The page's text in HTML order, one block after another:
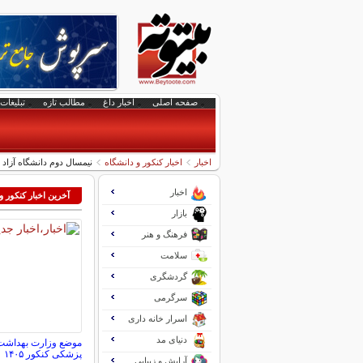
صفحه اصلی اخبار داغ مطالب تازه
اخبار اخبار کنکور و دانشگاه نیمسال دوم دانشگاه
آخرین اخبار کنکور
موضع وزارت
پزشکی کنکور ۱۴۰۵
اخبار
بازار
فرهنگ و هنر
سلامت
گردشگری
سرگرمی
اسرار خانه داری
دنیای مد
آرایش و زیبایی